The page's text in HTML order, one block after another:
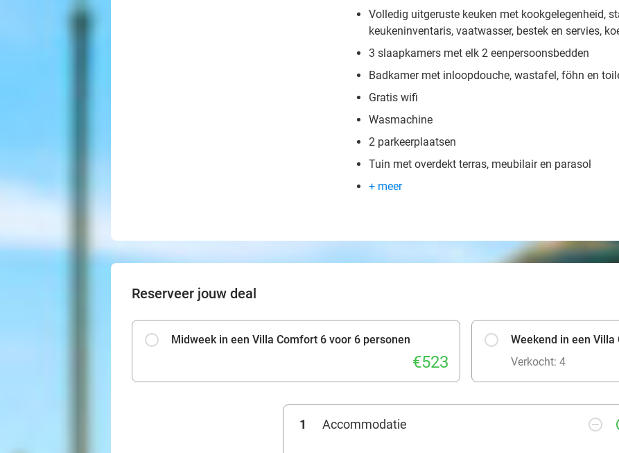
Volledig uitgeruste keuken met kookgelegenheid,
keukeninventaris, vaatwasser, bestek en servies,
3 slaapkamers met elk 2 eenpersoonsbedden
Badkamer met inloopdouche, wastafel, föhn en
Gratis wifi
Wasmachine
2 parkeerplaatsen
Tuin met overdekt terras, meubilair en parasol
+ meer
Reserveer jouw deal
Midweek in een Villa Comfort 6 voor 6 personen
€523
Weekend in een
Verkocht: 4
1 Accommodatie remove_circle_outline